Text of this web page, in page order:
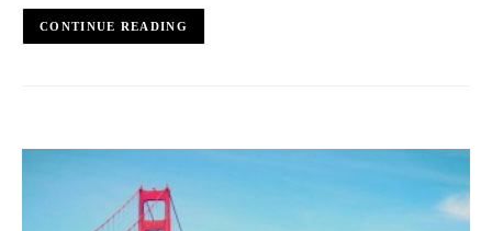
CONTINUE READING